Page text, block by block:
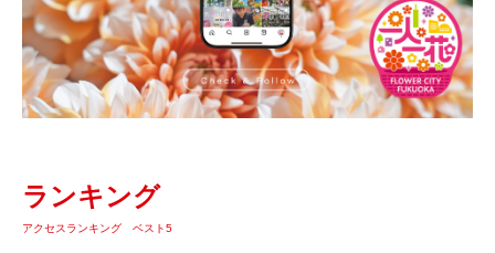
ランキング
アクセスランキング ベスト5